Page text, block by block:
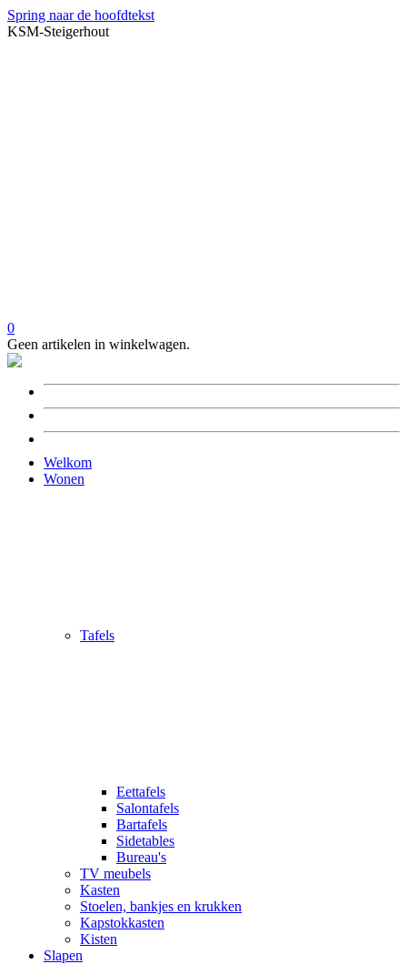
Spring naar de hoofdtekst
KSM-Steigerhout
0
Geen artikelen in winkelwagen.
Welkom
Wonen
Tafels
Eettafels
Salontafels
Bartafels
Sidetables
Bureau's
TV meubels
Kasten
Stoelen, bankjes en krukken
Kapstokkasten
Kisten
Slapen